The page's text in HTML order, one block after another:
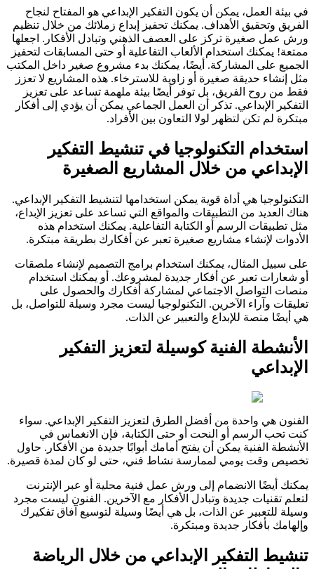
في بيئة العمل، يمكن أن يكون التفكير الإبداعي هو المفتاح لنجاح
الفريق وتحقيق الأهداف. يمكنك تحفيز إبداع زملائك من خلال تنظيم
ورش عمل صغيرة تركز على العصف الذهني وتبادل الأفكار. اجعلها
ممتعة! يمكنك استخدام الألعاب التفاعلية أو حتى المسابقات لتحفيز
الجميع على المشاركة. أيضًا، يمكنك بدء مشروع صغير داخل المكتب
مثل إنشاء حديقة صغيرة أو زاوية للاسترخاء. هذه المشاريع لا تعزز
فقط من روح الفريق، بل توفر أيضًا بيئة ملهمة تساعد على تعزيز
التفكير الإبداعي. تذكر أن العمل الجماعي يمكن أن يؤدي إلى أفكار
مبتكرة لم تكن لتظهر لولا التعاون بين الأفراد.
استخدام التكنولوجيا في تنشيط التفكير
الإبداعي من خلال المشاريع الصغيرة
التكنولوجيا هي أداة قوية يمكن استخدامها لتنشيط التفكير الإبداعي.
هناك العديد من التطبيقات والمواقع التي تساعد على تعزيز الإبداع،
مثل تطبيقات الرسم أو الكتابة التفاعلية. يمكنك استخدام هذه
الأدوات لإنشاء مشاريع صغيرة تعبر عن أفكارك بطريقة مبتكرة.
على سبيل المثال، يمكنك استخدام برامج التصميم لإنشاء ملصقات
أو شعارات تعبر عن أفكار جديدة لمشروعك. أو يمكنك استخدام
منصات التواصل الاجتماعي لمشاركة أفكارك والحصول على
تعليقات وآراء الآخرين. التكنولوجيا ليست مجرد وسيلة للتواصل، بل
هي أيضًا منصة للإبداع والتعبير عن الذات.
الأنشطة الفنية كوسيلة لتعزيز التفكير
الإبداعي
الفنون هي واحدة من أفضل الطرق لتعزيز التفكير الإبداعي. سواء
كنت تحب الرسم أو النحت أو حتى الكتابة، فإن الانغماس في
الأنشطة الفنية يمكن أن يفتح أمامك أبوابًا جديدة من الأفكار. حاول
تخصيص وقت يومي لممارسة نشاط فني، حتى لو كان لمدة قصيرة.
يمكنك أيضًا الانضمام إلى ورش عمل فنية محلية أو عبر الإنترنت
لتعلم تقنيات جديدة وتبادل الأفكار مع الآخرين. الفنون ليست مجرد
وسيلة للتعبير عن الذات، بل هي أيضًا وسيلة لتوسيع آفاق تفكيرك
وإلهامك بأفكار جديدة ومبتكرة.
تنشيط التفكير الإبداعي من خلال الرياضة